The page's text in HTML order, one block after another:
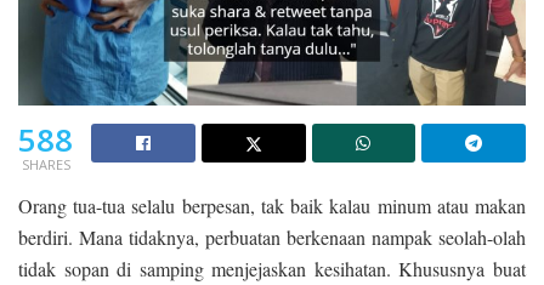
588
SHARES
Orang tua-tua selalu berpesan, tak baik kalau minum atau makan
berdiri. Mana tidaknya, perbuatan berkenaan nampak seolah-olah
tidak sopan di samping menjejaskan kesihatan. Khususnya buat